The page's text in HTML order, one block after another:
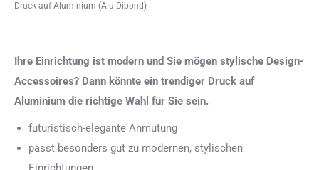
Druck auf Aluminium (Alu-Dibond)
Ihre Einrichtung ist modern und Sie mögen stylische Design-
Accessoires? Dann könnte ein trendiger Druck auf
Aluminium die richtige Wahl für Sie sein.
futuristisch-elegante Anmutung
passt besonders gut zu modernen, stylischen